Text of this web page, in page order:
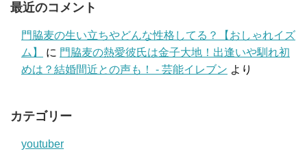
最近のコメント
門脇麦の生い立ちやどんな性格してる？【おしゃれイズ
ム】
に 門脇麦の熱愛彼氏は金子大地！出逢いや馴れ初
めは？結婚間近との声も！ - 芸能イレブン より
カテゴリー
youtuber